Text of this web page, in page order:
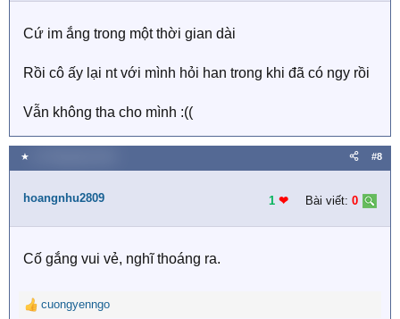
Cứ im ắng trong một thời gian dài
Rồi cô ấy lại nt với mình hỏi han trong khi đã có ngy rồi
Vẫn không tha cho mình :((
★ #8
hoangnhu2809 1 ❤︎ Bài viết: 0
Cố gắng vui vẻ, nghĩ thoáng ra.
R
cuongyenngo